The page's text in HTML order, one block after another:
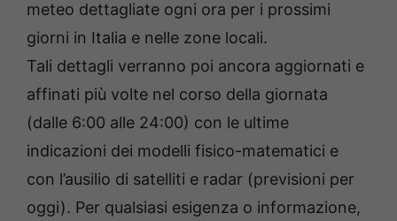
meteo dettagliate ogni ora per i prossimi
giorni in Italia e nelle zone locali.
Tali dettagli verranno poi ancora aggiornati e
affinati più volte nel corso della giornata
(dalle 6:00 alle 24:00) con le ultime
indicazioni dei modelli fisico-matematici e
con l’ausilio di satelliti e radar (previsioni per
oggi). Per qualsiasi esigenza o informazione,